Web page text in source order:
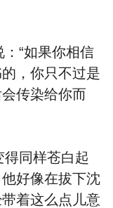
“如果你相信
，你只不过是
传染给你而
同样苍白起
好像在拔下沈
着这么点儿意